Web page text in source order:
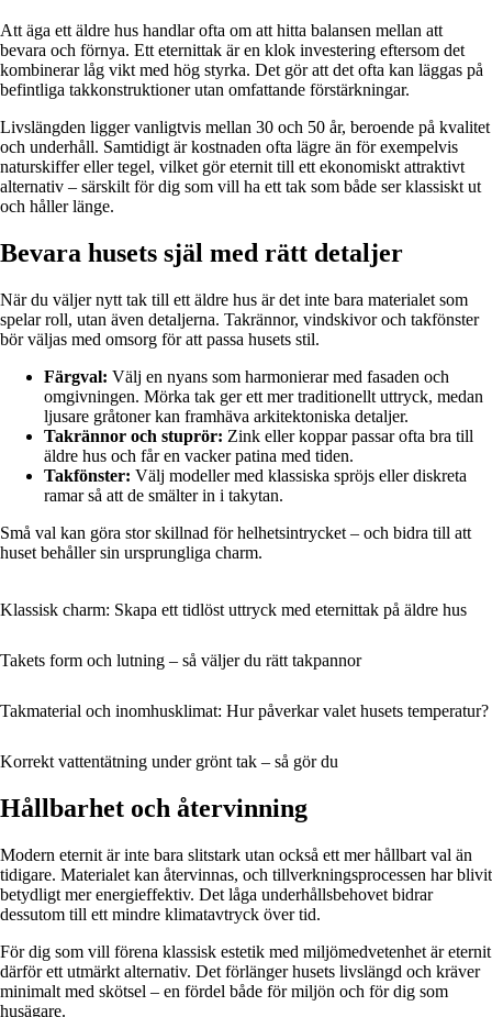
Att äga ett äldre hus handlar ofta om att hitta balansen mellan att
bevara och förnya. Ett eternittak är en klok investering eftersom det
kombinerar låg vikt med hög styrka. Det gör att det ofta kan läggas på
befintliga takkonstruktioner utan omfattande förstärkningar.
Livslängden ligger vanligtvis mellan 30 och 50 år, beroende på kvalitet
och underhåll. Samtidigt är kostnaden ofta lägre än för exempelvis
naturskiffer eller tegel, vilket gör eternit till ett ekonomiskt attraktivt
alternativ – särskilt för dig som vill ha ett tak som både ser klassiskt ut
och håller länge.
Bevara husets själ med rätt detaljer
När du väljer nytt tak till ett äldre hus är det inte bara materialet som
spelar roll, utan även detaljerna. Takrännor, vindskivor och takfönster
bör väljas med omsorg för att passa husets stil.
Färgval: Välj en nyans som harmonierar med fasaden och
omgivningen. Mörka tak ger ett mer traditionellt uttryck, medan
ljusare gråtoner kan framhäva arkitektoniska detaljer.
Takrännor och stuprör: Zink eller koppar passar ofta bra till
äldre hus och får en vacker patina med tiden.
Takfönster: Välj modeller med klassiska spröjs eller diskreta
ramar så att de smälter in i takytan.
Små val kan göra stor skillnad för helhetsintrycket – och bidra till att
huset behåller sin ursprungliga charm.
Klassisk charm: Skapa ett tidlöst uttryck med eternittak på äldre hus
Takets form och lutning – så väljer du rätt takpannor
Takmaterial och inomhusklimat: Hur påverkar valet husets temperatur?
Korrekt vattentätning under grönt tak – så gör du
Hållbarhet och återvinning
Modern eternit är inte bara slitstark utan också ett mer hållbart val än
tidigare. Materialet kan återvinnas, och tillverkningsprocessen har blivit
betydligt mer energieffektiv. Det låga underhållsbehovet bidrar
dessutom till ett mindre klimatavtryck över tid.
För dig som vill förena klassisk estetik med miljömedvetenhet är eternit
därför ett utmärkt alternativ. Det förlänger husets livslängd och kräver
minimalt med skötsel – en fördel både för miljön och för dig som
husägare.